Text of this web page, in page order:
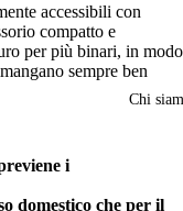
Chi
accessibili con
compatto e
per più binari, in modo
sempre ben
i
domestico che per il